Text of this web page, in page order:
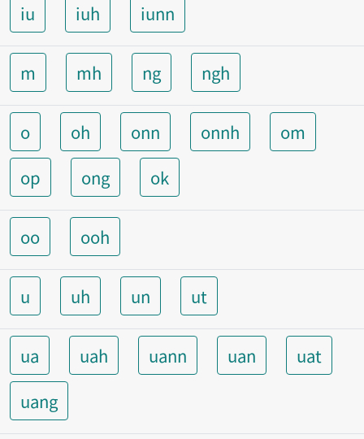
iu iuh iunn
m mh ng ngh
o oh onn onnh
om
op
ong ok
oo ooh
u uh un ut
ua uah uann uan
uat
uang